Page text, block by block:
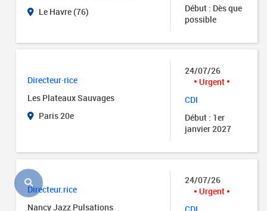
Le Havre (76)
Début : Dès que
possible
Directeur·rice
Les Plateaux Sauvages
Paris 20e
24/07/26
Urgent
CDI
Début : 1er
janvier 2027
Directeur.rice
Nancy Jazz Pulsations
24/07/26
Urgent